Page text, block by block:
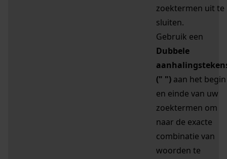
zoektermen uit te
sluiten.
Gebruik een
Dubbele
(" ") aan het begin
en einde van uw
zoektermen om
naar de exacte
combinatie van
woorden te